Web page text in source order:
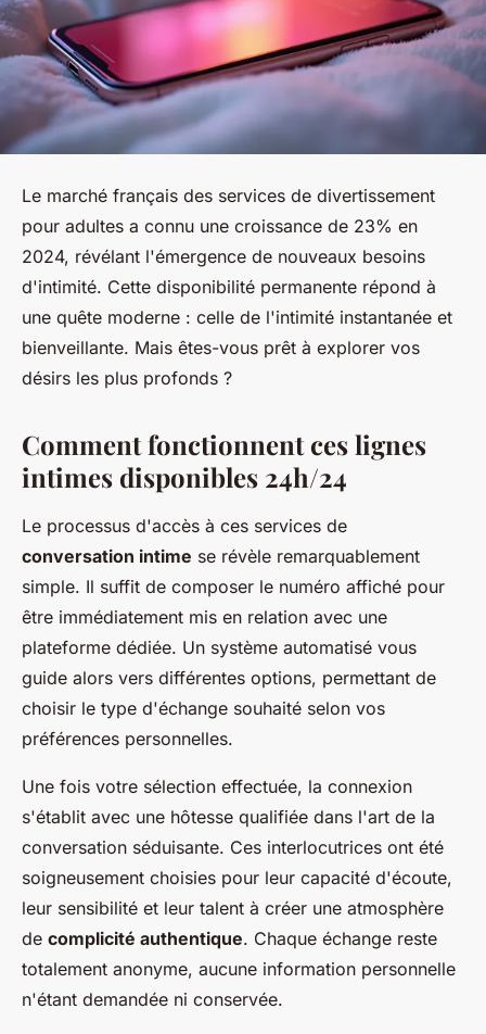
Le marché français des services de divertissement
pour adultes a connu une croissance de 23% en
2024, révélant l'émergence de nouveaux besoins
d'intimité. Cette disponibilité permanente répond à
une quête moderne : celle de l'intimité instantanée et
bienveillante. Mais êtes-vous prêt à explorer vos
désirs les plus profonds ?
Comment fonctionnent ces lignes
intimes disponibles 24h/24
Le processus d'accès à ces services de
conversation intime se révèle remarquablement
simple. Il suffit de composer le numéro affiché pour
être immédiatement mis en relation avec une
plateforme dédiée. Un système automatisé vous
guide alors vers différentes options, permettant de
choisir le type d'échange souhaité selon vos
préférences personnelles.
Une fois votre sélection effectuée, la connexion
s'établit avec une hôtesse qualifiée dans l'art de la
conversation séduisante. Ces interlocutrices ont été
soigneusement choisies pour leur capacité d'écoute,
leur sensibilité et leur talent à créer une atmosphère
de complicité authentique. Chaque échange reste
totalement anonyme, aucune information personnelle
n'étant demandée ni conservée.